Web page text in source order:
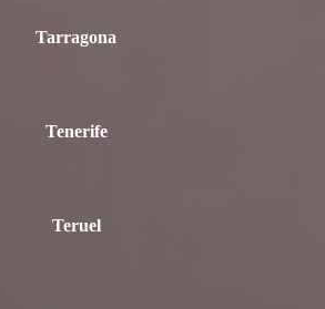
Tarragona
Tenerife
Teruel